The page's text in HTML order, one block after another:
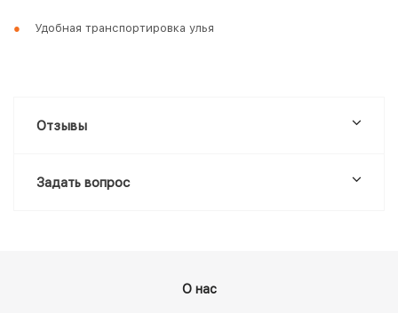
Удобная транспортировка улья
Отзывы
Задать вопрос
О нас